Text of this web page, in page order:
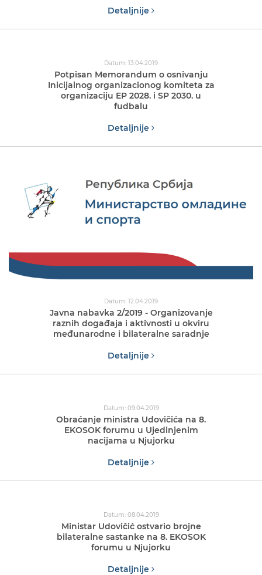
Detaljnije
Datum: 13.04.2019
Potpisan Memorandum o osnivanju
Inicijalnog organizacionog komiteta za
organizaciju EP 2028. i SP 2030. u
fudbalu
Detaljnije
Datum: 12.04.2019
Javna nabavka 2/2019 - Organizovanje
raznih događaja i aktivnosti u okviru
međunarodne i bilateralne saradnje
Detaljnije
Datum: 09.04.2019
Obraćanje ministra Udovičića na 8.
EKOSOK forumu u Ujedinjenim
nacijama u Njujorku
Detaljnije
Datum: 08.04.2019
Ministar Udovičić ostvario brojne
bilateralne sastanke na 8. EKOSOK
forumu u Njujorku
Detaljnije